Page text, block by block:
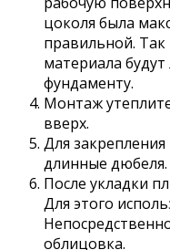
цоколя была
правильной.
материала
фундаменту.
Монтаж
вверх.
Для
длинные дюбеля.
После укладки
Для этого
облицовка.